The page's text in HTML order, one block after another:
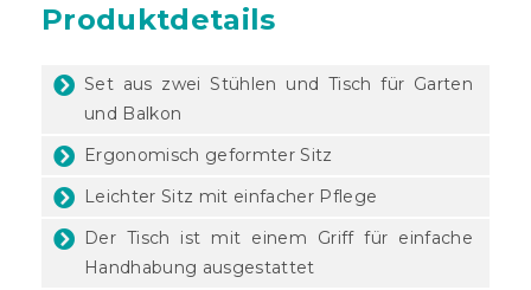
Produktdetails
Set aus zwei Stühlen und Tisch für Garten
und Balkon
Ergonomisch geformter Sitz
Leichter Sitz mit einfacher Pflege
Der Tisch ist mit einem Griff für einfache
Handhabung ausgestattet